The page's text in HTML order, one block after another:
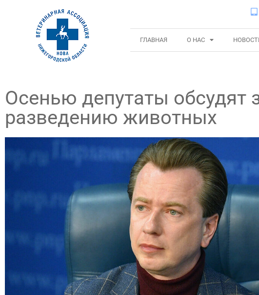
ГЛАВНАЯ О НАС
Осенью депутаты обсудят
разведению животных